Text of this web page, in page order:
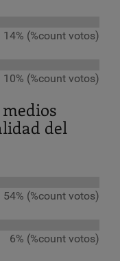
14% (%count votos)
10% (%count votos)
del
54% (%count votos)
6% (%count votos)